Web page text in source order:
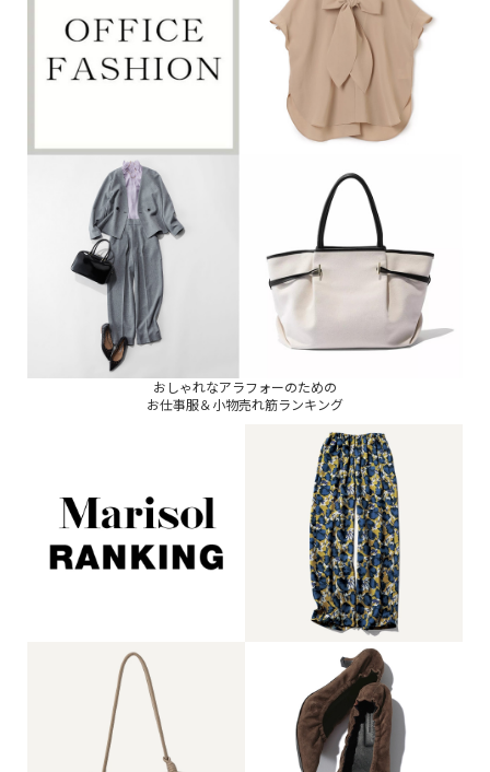
おしゃれなアラフォーのための
お仕事服＆小物売れ筋ランキング